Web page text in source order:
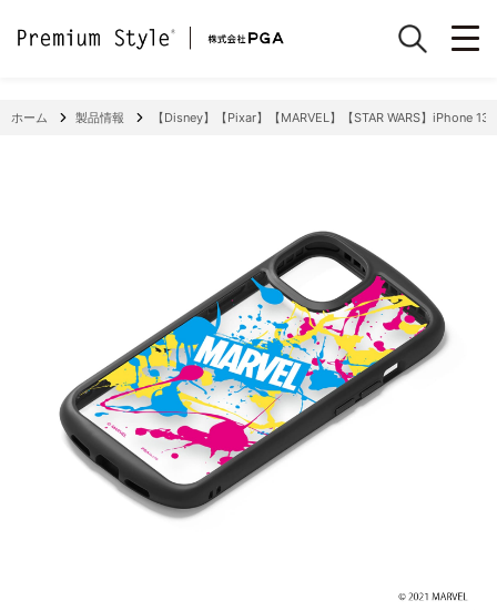
ホーム 製品情報 【Disney】【Pixar】【MARVEL】【STAR WARS】iPhone 13